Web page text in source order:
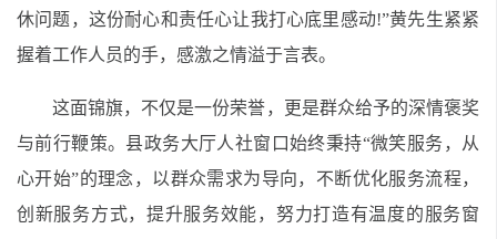
休问题，这份耐心和责任心让我打心底里感动!”黄先生紧紧
握着工作人员的手，感激之情溢于言表。
这面锦旗，不仅是一份荣誉，更是群众给予的深情褒奖
与前行鞭策。县政务大厅人社窗口始终秉持“微笑服务，从
心开始”的理念，以群众需求为导向，不断优化服务流程，
创新服务方式，提升服务效能，努力打造有温度的服务窗